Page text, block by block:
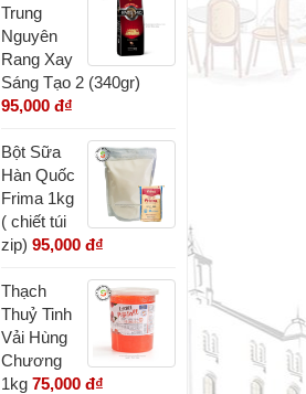
Trung
Nguyên
Rang Xay
Sáng Tạo 2 (340gr)
95,000 đ₫
Bột Sữa
Hàn Quốc
Frima 1kg
( chiết túi
zip) 95,000 đ₫
Thạch
Thuỷ Tinh
Vải Hùng
Chương
1kg 75,000 đ₫